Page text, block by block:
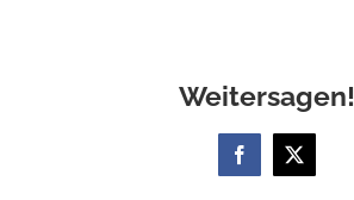
Weitersagen!
Facebook
X